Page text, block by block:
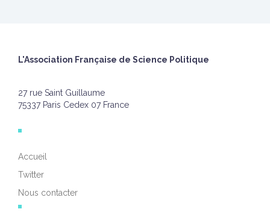
L'Association Française de Science Politique
27 rue Saint Guillaume
75337 Paris Cedex 07 France
Accueil
Twitter
Nous contacter